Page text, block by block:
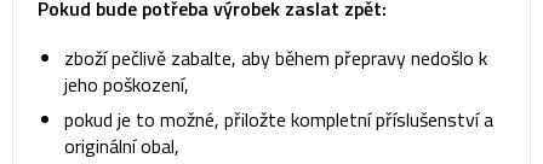
Pokud bude potřeba výrobek zaslat zpět:
zboží pečlivě zabalte, aby během přepravy nedošlo k
jeho poškození,
pokud je to možné, přiložte kompletní příslušenství a
originální obal,